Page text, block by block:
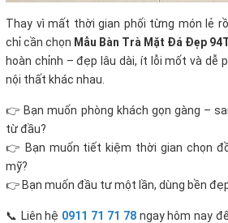
Thay vì mất thời gian phối từng món lẻ
chỉ cần chọn Mẫu Bàn Trà Mặt Đá Đẹp
hoàn chỉnh – đẹp lâu dài, ít lỗi mốt và dễ
nội thất khác nhau.
👉 Bạn muốn phòng khách gọn gàng –
từ đầu?
👉 Bạn muốn tiết kiệm thời gian chọn
mỹ?
👉 Bạn muốn đầu tư một lần, dùng bền
📞 Liên hệ 0911 71 71 78ngay hôm nay